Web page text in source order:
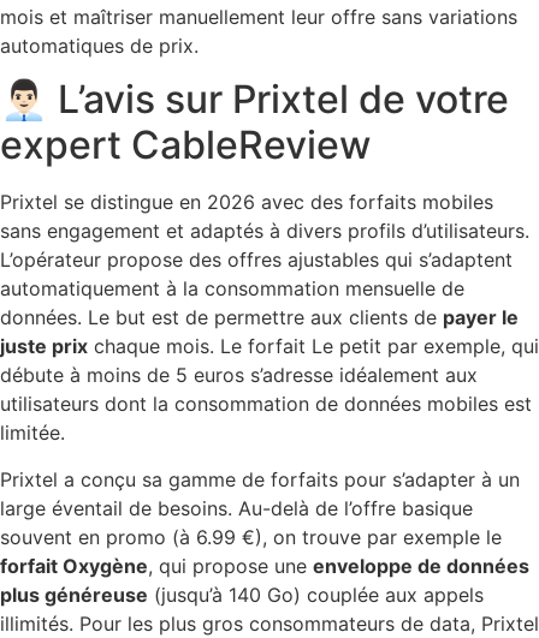
mois et maîtriser manuellement leur offre sans variations
automatiques de prix.
👨🏻‍💼 L’avis sur Prixtel de votre
expert CableReview
Prixtel se distingue en 2026 avec des forfaits mobiles
sans engagement et adaptés à divers profils d’utilisateurs.
L’opérateur propose des offres ajustables qui s’adaptent
automatiquement à la consommation mensuelle de
données. Le but est de permettre aux clients de payer le
juste prix chaque mois. Le forfait Le petit par exemple, qui
débute à moins de 5 euros s’adresse idéalement aux
utilisateurs dont la consommation de données mobiles est
limitée.
Prixtel a conçu sa gamme de forfaits pour s’adapter à un
large éventail de besoins. Au-delà de l’offre basique
souvent en promo (à 6.99 €), on trouve par exemple le
forfait Oxygène, qui propose une enveloppe de données
plus généreuse (jusqu’à 140 Go) couplée aux appels
illimités. Pour les plus gros consommateurs de data, Prixtel